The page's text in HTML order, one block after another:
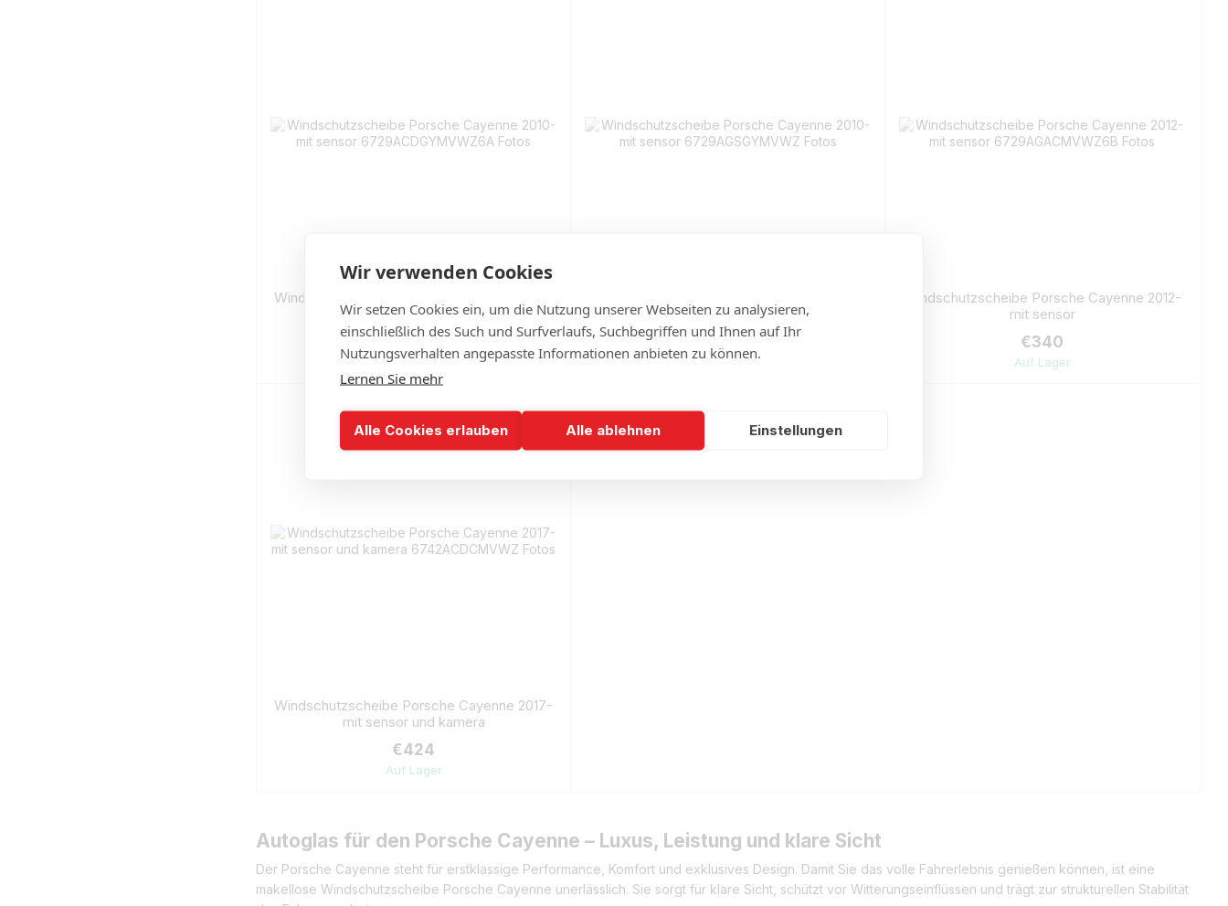
Autoglas für den Porsche Cayenne – Luxus, Leistung und klare Sicht
Der Porsche Cayenne steht für erstklassige Performance, Komfort und exklusives Design. Damit Sie das volle Fahrerlebnis genießen können, ist eine
makellose Windschutzscheibe Porsche Cayenne unerlässlich. Sie sorgt für klare Sicht, schützt vor Witterungseinflüssen und trägt zur strukturellen Stabilität
Windschutzscheibe Porsche Cayenne 2010-
mit sensor
€360
Auf Lager
mit sensor
€315
Auf Lager
Windschutzscheibe Porsche Cayenne 2012-
mit sensor
€340
Auf Lager
Windschutzscheibe Porsche Cayenne 2017-
mit sensor und kamera
€424
Auf Lager
Wir verwenden Cookies
Wir setzen Cookies ein, um die Nutzung unserer Webseiten zu analysieren,
einschließlich des Such und Surfverlaufs, Suchbegriffen und Ihnen auf Ihr
Nutzungsverhalten angepasste Informationen anbieten zu können.
Lernen Sie mehr
Alle Cookies erlauben Alle ablehnen Einstellungen